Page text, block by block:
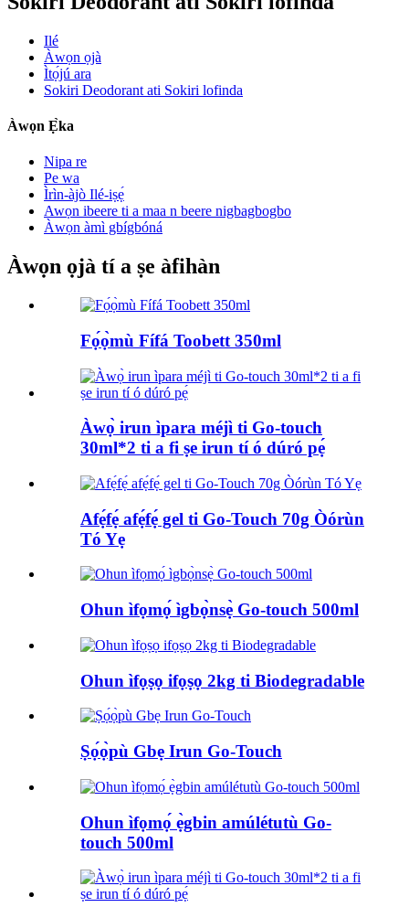
Ilé
Àwọn ọjà
Ìtọ́jú ara
Sokiri Deodorant ati Sokiri lofinda
Àwọn Ẹ̀ka
Nipa re
Pe wa
Ìrìn-àjò Ilé-iṣẹ́
Awọn ibeere ti a maa n beere nigbagbogbo
Àwọn àmì gbígbóná
Àwọn ọjà tí a ṣe àfihàn
Fọ́ọ̀mù Fífá Toobett 350ml
Àwọ̀ irun ìpara méjì ti Go-touch
30ml*2 ti a fi ṣe irun tí ó dúró pẹ́
Afẹ́fẹ́ afẹ́fẹ́ gel ti Go-Touch 70g Òórùn
Tó Yẹ
Ohun ìfọmọ́ ìgbọ̀nsẹ̀ Go-touch 500ml
Ohun ìfọṣọ ifọṣọ 2kg ti Biodegradable
Ṣọ́ọ̀pù Gbẹ Irun Go-Touch
Ohun ìfọmọ́ ẹ̀gbin amúlétutù Go-
touch 500ml